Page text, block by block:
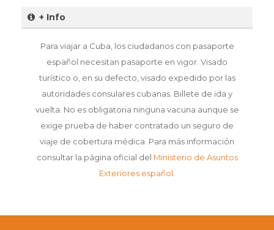
+ Info
Para viajar a Cuba, los ciudadanos con pasaporte
español necesitan pasaporte en vigor. Visado
turístico o, en su defecto, visado expedido por las
autoridades consulares cubanas. Billete de ida y
vuelta. No es obligatoria ninguna vacuna aunque se
exige prueba de haber contratado un seguro de
viaje de cobertura médica. Para más información
consultar la página oficial del Ministerio de Asuntos
Exteriores español